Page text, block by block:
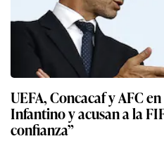
UEFA, Concacaf y AFC
Infantino y acusan a la
confianza”